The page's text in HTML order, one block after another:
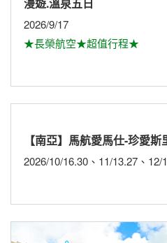
【海島】2027春節星宇航空
★星宇航空直飛關島★